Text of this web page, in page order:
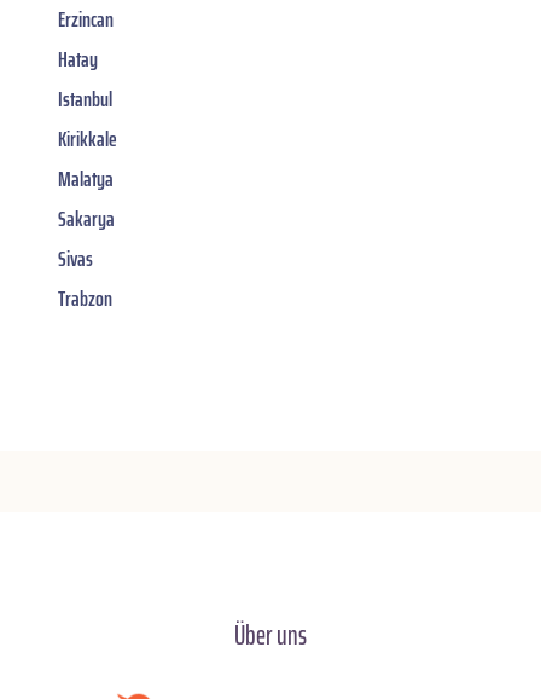
Erzincan
Hatay
Istanbul
Kirikkale
Malatya
Sakarya
Sivas
Trabzon
Über uns